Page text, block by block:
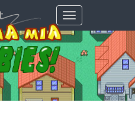
Toggle
navigation